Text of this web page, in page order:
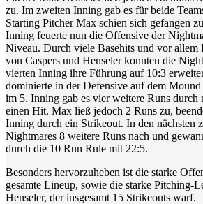
zu. Im zweiten Inning gab es für beide
Starting Pitcher Max schien sich gefangen
Inning feuerte nun die Offensive der
Niveau. Durch viele Basehits und vor
von Caspers und Henseler konnten die
vierten Inning ihre Führung auf 10:3
dominierte in der Defensive auf dem
im 5. Inning gab es vier weitere Runs durch
einen Hit. Max ließ jedoch 2 Runs zu,
Inning durch ein Strikeout. In den nächsten
Nightmares 8 weitere Runs nach und
durch die 10 Run Rule mit 22:5.
Besonders hervorzuheben ist die starke
gesamte Lineup, sowie die starke Pitching-
Henseler, der insgesamt 15 Strikeouts warf.